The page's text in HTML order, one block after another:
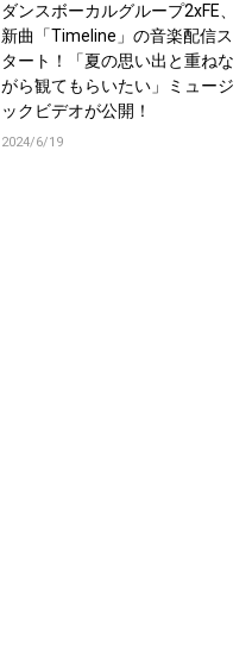
ダンスボーカルグループ2xFE、
新曲「Timeline」の音楽配信ス
タート！「夏の思い出と重ねな
がら観てもらいたい」ミュージ
ックビデオが公開！
2024/6/19